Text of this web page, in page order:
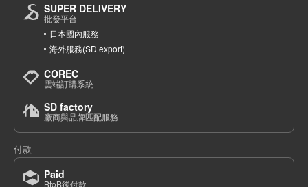
SUPER DELIVERY
批發平台
日本國內服務
海外服務(SD export)
COREC
雲端訂購系統
SD factory
廠商與品牌匹配服務
付款
Paid
BtoB後付款